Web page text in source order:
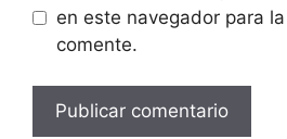
en este navegador para
comente.